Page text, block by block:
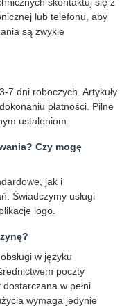
lub telefonu, aby
są zwykle
7 dni roboczych. Artykuły
płatności. Pilne
ustaleniom.
Czy mogę
jak i
Świadczymy usługi
logo.
w języku
poczty
w pełni
wymaga jedynie